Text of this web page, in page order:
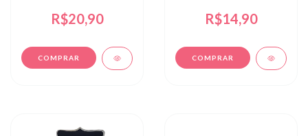
R$20,90 R$14,90